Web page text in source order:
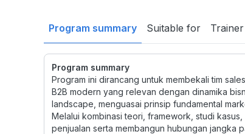
Program summary Suitable for Trainer
Program summary
Program ini dirancang untuk membekali tim
B2B modern yang relevan dengan dinamika
landscape, menguasai prinsip fundamental
Melalui kombinasi teori, framework, studi
penjualan serta membangun hubungan jangka